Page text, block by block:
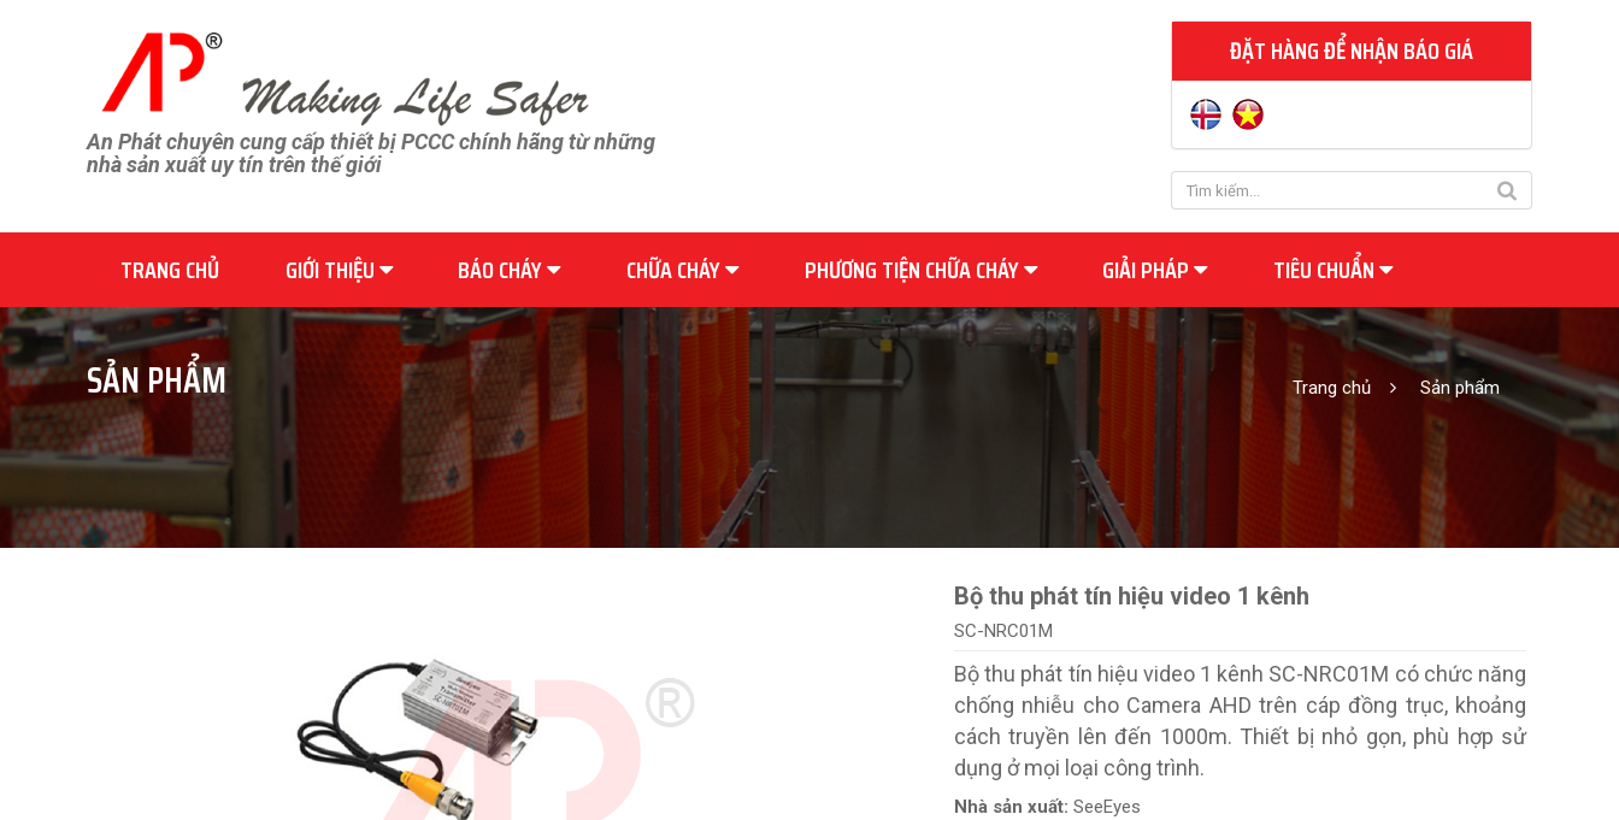
An Phát chuyên cung cấp thiết bị PCCC chính hãng từ những
nhà sản xuất uy tín trên thế giới
ĐẶT HÀNG ĐỂ NHẬN BÁO GIÁ
TRANG CHỦ GIỚI THIỆU BÁO CHÁY CHỮA CHÁY PHƯƠNG TIỆN CHỮA CHÁY GIẢI PHÁP TIÊU CHUẨN
SẢN PHẨM Trang chủ Sản phẩm
Bộ thu phát tín hiệu video 1 kênh
SC-NRC01M
Bộ thu phát tín hiệu video 1 kênh SC-NRC01M có chức năng
chống nhiễu cho Camera AHD trên cáp đồng trục, khoảng
cách truyền lên đến 1000m. Thiết bị nhỏ gọn, phù hợp sử
dụng ở mọi loại công trình.
Nhà sản xuất: SeeEyes